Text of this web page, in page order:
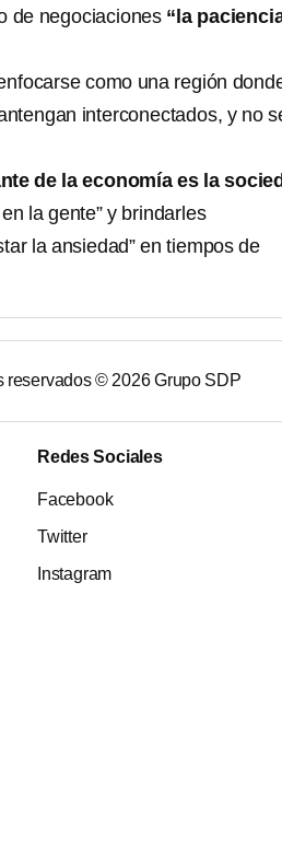
de negociaciones “la
como una región
interconectados, y no
de la economía es la
la gente” y brindarles
la ansiedad” en tiempos de
reservados ©2026Grupo SDP
Redes Sociales
Facebook
Twitter
Instagram